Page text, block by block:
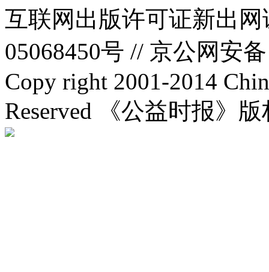
互联网出版许可证新出
05068450号 // 京公网安
Copy right 2001-2014
Reserved 《公益时报》